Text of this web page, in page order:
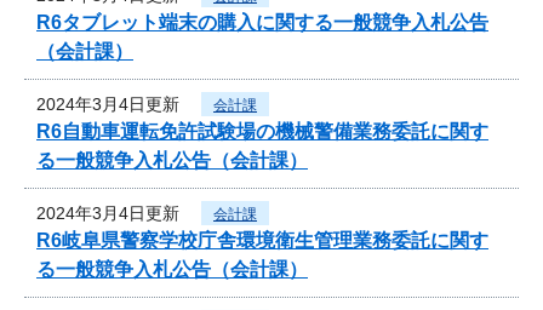
R6タブレット端末の購入に関する一般競争入札公告
（会計課）
2024年3月4日更新 会計課
R6自動車運転免許試験場の機械警備業務委託に関す
る一般競争入札公告（会計課）
2024年3月4日更新 会計課
R6岐阜県警察学校庁舎環境衛生管理業務委託に関す
る一般競争入札公告（会計課）